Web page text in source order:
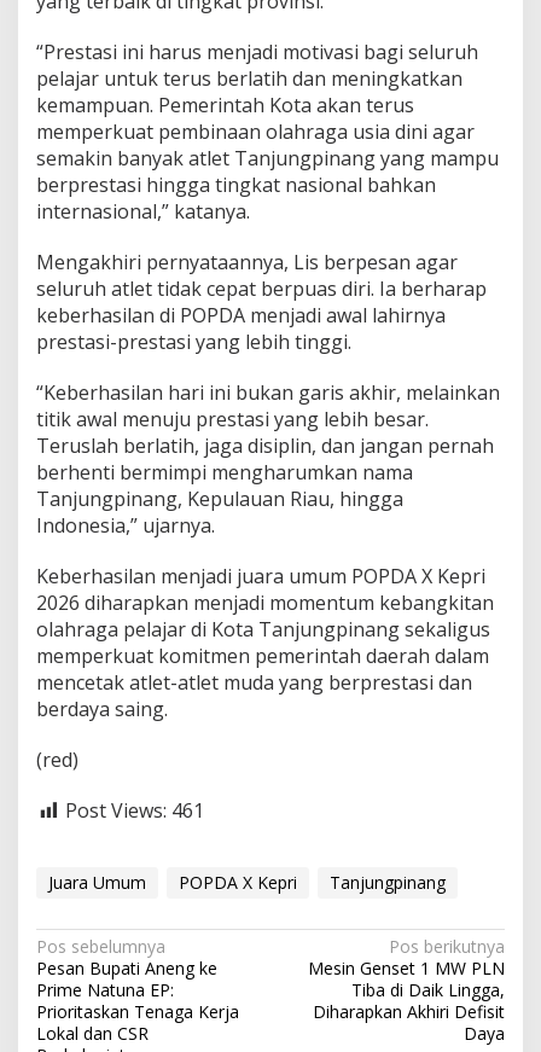
“Prestasi ini harus menjadi motivasi bagi seluruh
pelajar untuk terus berlatih dan meningkatkan
kemampuan. Pemerintah Kota akan terus
memperkuat pembinaan olahraga usia dini agar
semakin banyak atlet Tanjungpinang yang mampu
berprestasi hingga tingkat nasional bahkan
internasional,” katanya.
Mengakhiri pernyataannya, Lis berpesan agar
seluruh atlet tidak cepat berpuas diri. Ia berharap
keberhasilan di POPDA menjadi awal lahirnya
prestasi-prestasi yang lebih tinggi.
“Keberhasilan hari ini bukan garis akhir, melainkan
titik awal menuju prestasi yang lebih besar.
Teruslah berlatih, jaga disiplin, dan jangan pernah
berhenti bermimpi mengharumkan nama
Tanjungpinang, Kepulauan Riau, hingga
Indonesia,” ujarnya.
Keberhasilan menjadi juara umum POPDA X Kepri
2026 diharapkan menjadi momentum kebangkitan
olahraga pelajar di Kota Tanjungpinang sekaligus
memperkuat komitmen pemerintah daerah dalam
mencetak atlet-atlet muda yang berprestasi dan
berdaya saing.
(red)
Post Views: 461
Juara Umum POPDA X Kepri Tanjungpinang
N
a
v
Pos sebelumnya
Pesan Bupati Aneng ke
Prime Natuna EP:
Prioritaskan Tenaga Kerja
Lokal dan CSR
Pos berikutnya
Mesin Genset 1 MW PLN
Tiba di Daik Lingga,
Diharapkan Akhiri Defisit
Daya